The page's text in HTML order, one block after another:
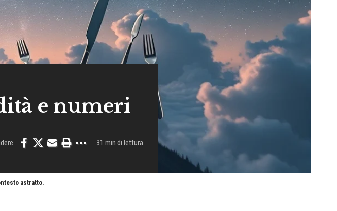
e numeri
31 min di lettura
astratto.